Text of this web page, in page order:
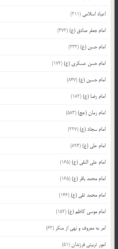
اعیاد اسلامی (211)
امام جعفر صادق (ع)(372)
امام حسن (ع)(233)
امام حسن عسکری (ع)(172)
امام حسین (ع)(847)
امام رضا (ع)(182)
امام زمان (عج)(583)
امام سجاد (ع)(227)
امام علی (ع)(894)
امام علی النقی (ع)(165)
امام محمد باقر (ع)(165)
امام محمد تقی (ع)(146)
امام موسی کاظم (ع)(152)
امر به معروف و نهی از منکر (63)
امور تربیتی فرزندان(51)